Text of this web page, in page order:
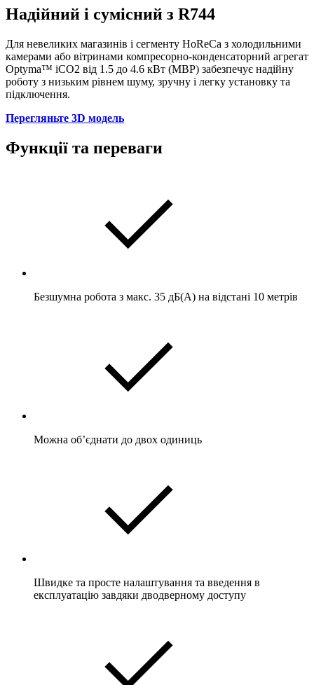
Надійний і сумісний з R744
Для невеликих магазинів і сегменту HoReCa з холодильними
камерами або вітринами компресорно-конденсаторний агрегат
Optyma™ iCO2 від 1.5 до 4.6 кВт (MBP) забезпечує надійну
роботу з низьким рівнем шуму, зручну і легку установку та
підключення.
Перегляньте 3D модель
Функції та переваги
Безшумна робота з макс. 35 дБ(А) на відстані 10 метрів
Можна об’єднати до двох одиниць
Швидке та просте налаштування та введення в
експлуатацію завдяки дводверному доступу